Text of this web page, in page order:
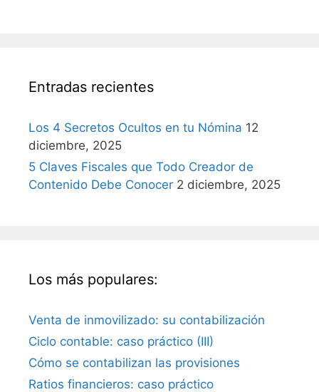
Entradas recientes
Los 4 Secretos Ocultos en tu Nómina 12
diciembre, 2025
5 Claves Fiscales que Todo Creador de
Contenido Debe Conocer 2 diciembre, 2025
Los más populares:
Venta de inmovilizado: su contabilización
Ciclo contable: caso práctico (III)
Cómo se contabilizan las provisiones
Ratios financieros: caso práctico